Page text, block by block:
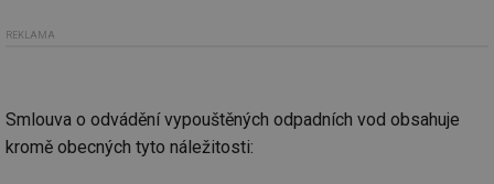
REKLAMA
Smlouva o odvádění vypouštěných odpadních vod obsahuje
kromě obecných tyto náležitosti: